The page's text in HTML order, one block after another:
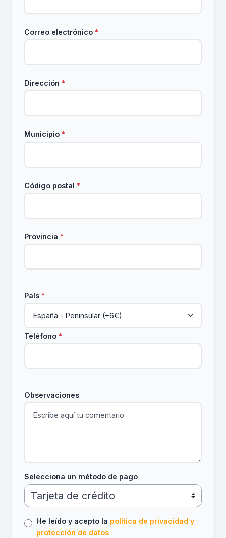
Correo electrónico *
Dirección *
Municipio *
Código postal *
Provincia *
País *
Teléfono *
Observaciones
Selecciona un método de pago
He leído y acepto la política de privacidad y
protección de datos